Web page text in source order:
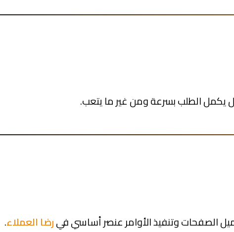
يكمل الطلب بسرعة ومن غير ما يتعب.
الصفحات وتنفيذ الأوامر عنصر أساسي فيرضا العملاء.